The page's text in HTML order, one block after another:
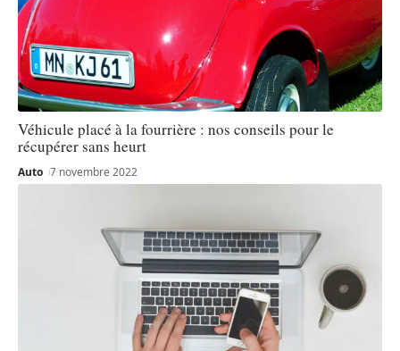
Véhicule placé à la fourrière : nos conseils pour le
récupérer sans heurt
Auto 7 novembre 2022